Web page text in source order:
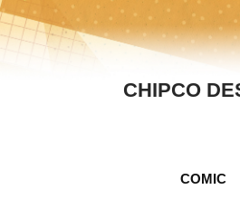
CHIPCO
COMIC